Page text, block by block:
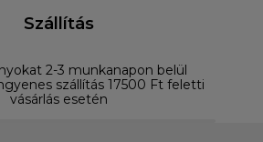
Szállítás
2-3 munkanapon belül
szállítás 17500 Ft feletti
vásárlás esetén